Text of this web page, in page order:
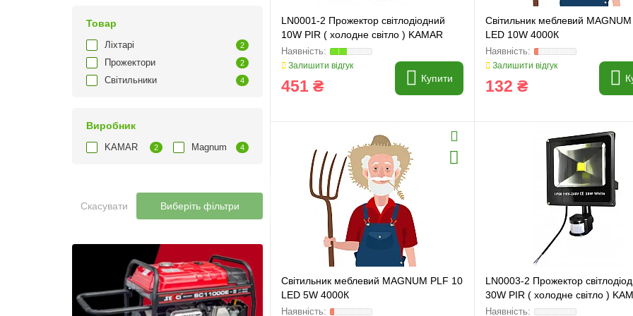
Товар
Ліхтарі 2
Прожектори 2
Світильники 4
Виробник
KAMAR 2 Magnum 4
Скасувати Виберіть фільтри
LN0001-2 Прожектор світлодіодний
10W PIR ( холодне світло ) KAMAR
Залишити відгук
451 ₴ Купити
Світильник меблевий
LED 10W 4000К
Залишити відгук
132 ₴
Світильник меблевий MAGNUM PLF 10
LED 5W 4000К
LN0003-2 Прожектор
30W PIR ( холодне світло )